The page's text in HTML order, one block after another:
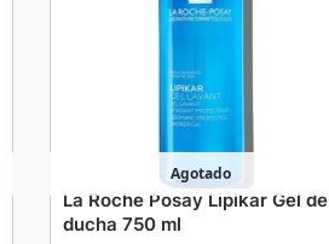
Agotado
La Roche Posay Lipikar Gel de
ducha 750 ml